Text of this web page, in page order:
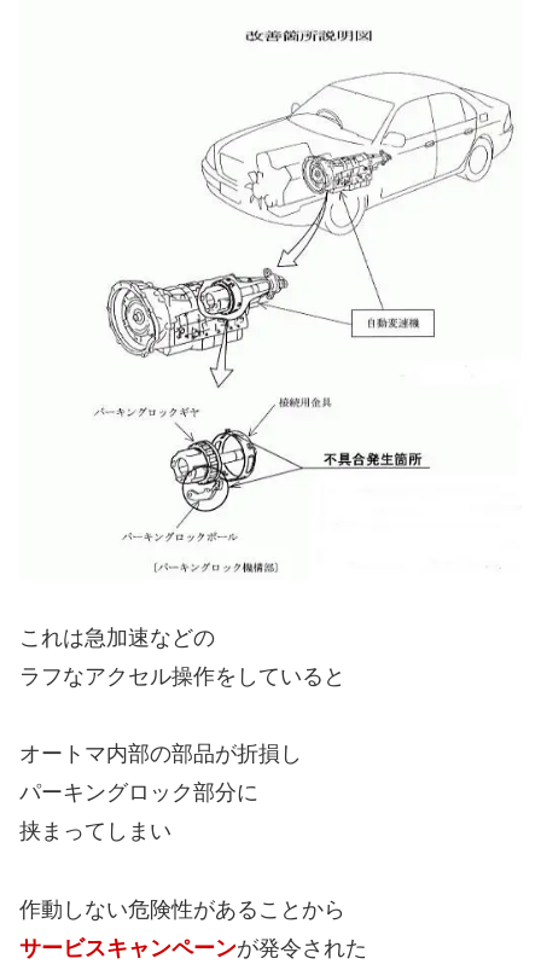
これは急加速などの
ラフなアクセル操作をしていると
オートマ内部の部品が折損し
パーキングロック部分に
挟まってしまい
作動しない危険性があることから
サービスキャンペーンが発令された